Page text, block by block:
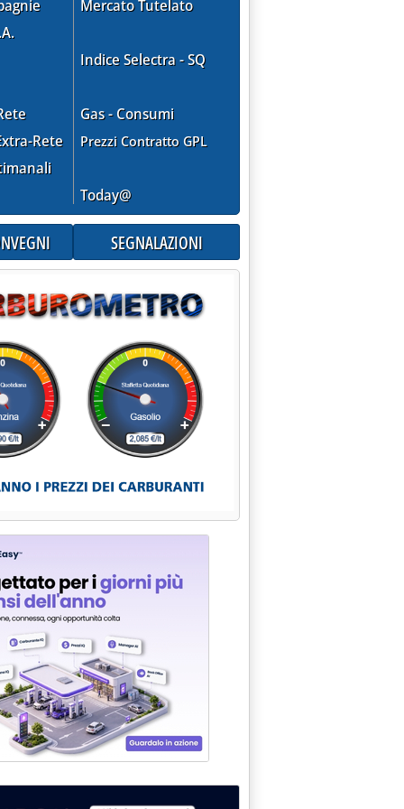
Rete
Mercato Tutelato
Indice Selectra - SQ
Gas - Consumi
Prezzi Contratto GPL
Today@
SEGNALAZIONI